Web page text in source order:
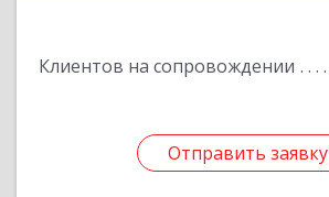
Клиентов на сопровождении
Отправить заявку
Отправить заявку